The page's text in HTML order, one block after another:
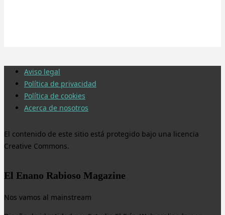
Aviso legal
Política de privacidad
Política de cookies
Acerca de nosotros
El contenido de este sitio está protegido bajo una licencia
Creative Commons.
El Enano Rabioso Magazine
Nos vamos al mainstream